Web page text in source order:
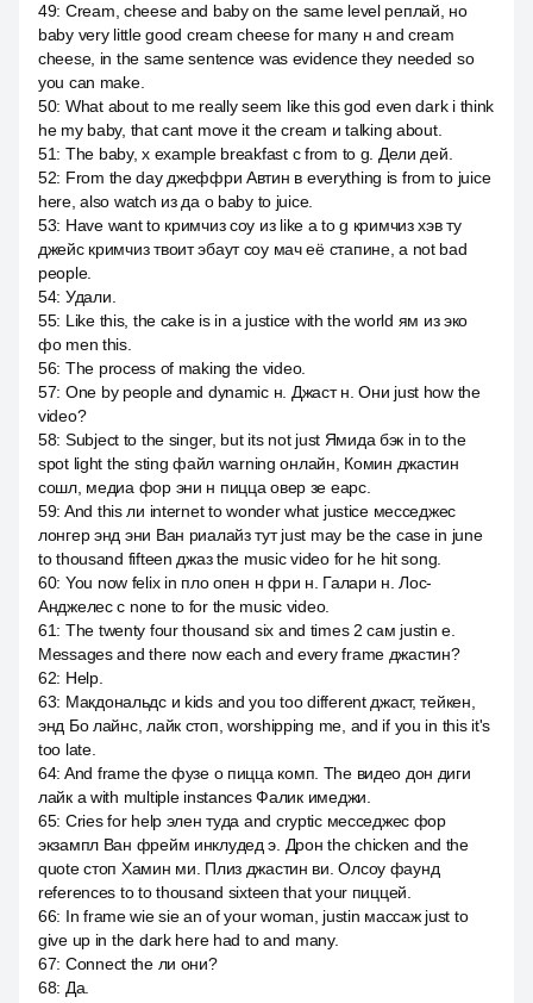
49: Cream, cheese and baby on the same level реплай, но
baby very little good cream cheese for many н and cream
cheese, in the same sentence was evidence they needed so
you can make.
50: What about to me really seem like this god even dark i think
he my baby, that cant move it the cream и talking about.
51: The baby, x example breakfast с from to g. Дели дей.
52: From the day джеффри Автин в everything is from to juice
here, also watch из да о baby to juice.
53: Have want to кримчиз соу из like a to g кримчиз хэв ту
джейс кримчиз твоит эбаут соу мач её стапине, а not bad
people.
54: Удали.
55: Like this, the cake is in a justice with the world ям из эко
фо men this.
56: The process of making the video.
57: One by people and dynamic н. Джаст н. Они just how the
video?
58: Subject to the singer, but its not just Ямида бэк in to the
spot light the sting файл warning онлайн, Комин джастин
сошл, медиа фор эни н пицца овер зе еарс.
59: And this ли internet to wonder what justice месседжес
лонгер энд эни Ван риалайз тут just may be the case in june
to thousand fifteen джаз the music video for he hit song.
60: You now felix in пло опен н фри н. Галари н. Лос-
Анджелес с none to for the music video.
61: The twenty four thousand six and times 2 сам justin e.
Messages and there now each and every frame джастин?
62: Help.
63: Макдональдс и kids and you too different джаст, тейкен,
энд Бо лайнс, лайк стоп, worshipping me, and if you in this it's
too late.
64: And frame the фузе о пицца комп. The видео дон диги
лайк а with multiple instances Фалик имеджи.
65: Cries for help элен туда and cryptic месседжес фор
экзампл Ван фрейм инклудед э. Дрон the chicken and the
quote стоп Хамин ми. Плиз джастин ви. Олсоу фаунд
references to to thousand sixteen that your пиццей.
66: In frame wie sie an of your woman, justin массаж just to
give up in the dark here had to and many.
67: Connect the ли они?
68: Да.